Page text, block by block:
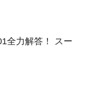
全力解答！ スー